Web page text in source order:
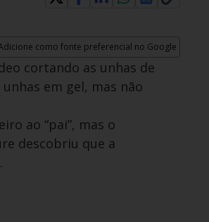
como fonte preferencial no Google
in new window
cortando as unhas de
em gel, mas não
ao “pai”, mas o
descobriu que a